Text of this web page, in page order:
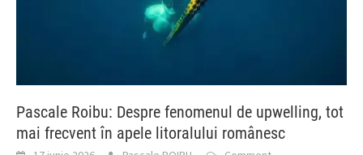
Pascale Roibu: Despre fenomenul de upwelling, tot
mai frecvent în apele litoralului românesc